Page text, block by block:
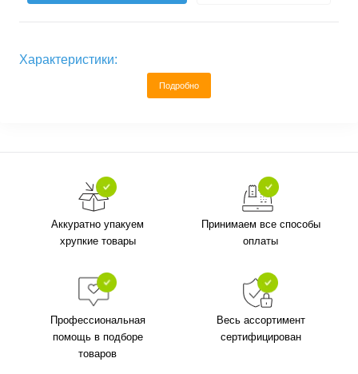
Характеристики:
Подробно
Аккуратно упакуем
хрупкие товары
Принимаем все способы
оплаты
Профессиональная
помощь в подборе
товаров
Весь ассортимент
сертифицирован